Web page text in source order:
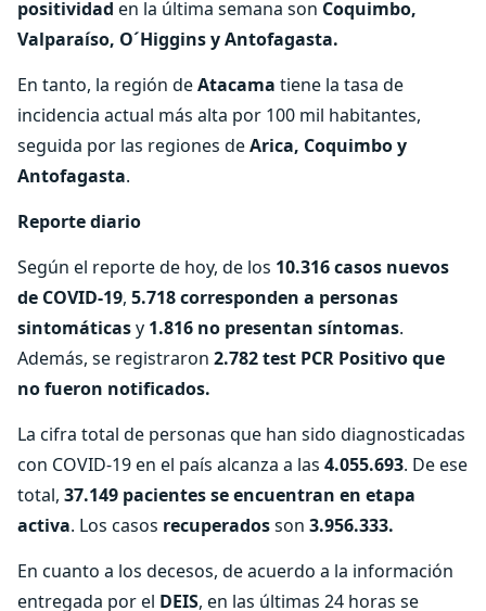
positividad en la última semana son Coquimbo,
Valparaíso, O´Higgins y Antofagasta.
En tanto, la región deAtacama tiene la tasa de
incidencia actual más alta por 100 mil habitantes,
seguida por las regiones deArica, Coquimbo y
Antofagasta.
Reporte diario
Según el reporte de hoy, de los 10.316 casos nuevos
de COVID-19, 5.718 corresponden a personas
sintomáticasy 1.816 no presentan síntomas.
Además, se registraron 2.782 test PCR Positivo que
no fueron notificados.
La cifra total de personas que han sido diagnosticadas
con COVID-19 en el país alcanza a las 4.055.693. De ese
total, 37.149 pacientes se encuentran en etapa
activa. Los casos recuperadosson 3.956.333.
En cuanto a los decesos, de acuerdo a la información
entregada por el DEIS, en las últimas 24 horas se